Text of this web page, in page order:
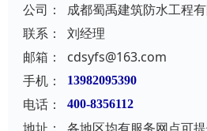
公司：
成都蜀禹建筑防水工程
联系：
刘经理
邮箱：
cdsyfs@163.com
手机：
13982095390
电话： 400-8356112